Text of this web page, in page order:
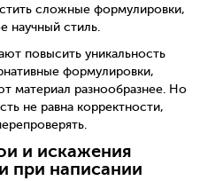
сложные формулировки,
научный стиль.
повысить уникальность
формулировки,
материал разнообразнее. Но
не равна корректности,
и искажения
при написании